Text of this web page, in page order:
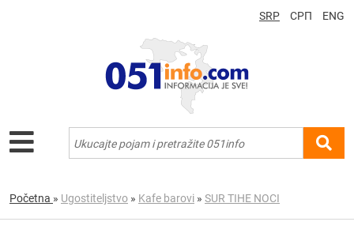
SRP СРП ENG
Početna » Ugostiteljstvo » Kafe barovi » SUR TIHE NOCI